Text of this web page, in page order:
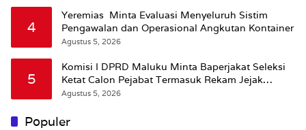
4
Yeremias Minta Evaluasi Menyeluruh Sistim
Pengawalan dan Operasional Angkutan Kontainer
Agustus 5, 2026
5
Komisi I DPRD Maluku Minta Baperjakat Seleksi
Ketat Calon Pejabat Termasuk Rekam Jejak
Hukum
Agustus 5, 2026
Populer